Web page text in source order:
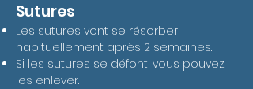
Sutures
Les sutures vont se résorber
habituellement après 2 semaines.
Si les sutures se défont, vous pouvez
les enlever.